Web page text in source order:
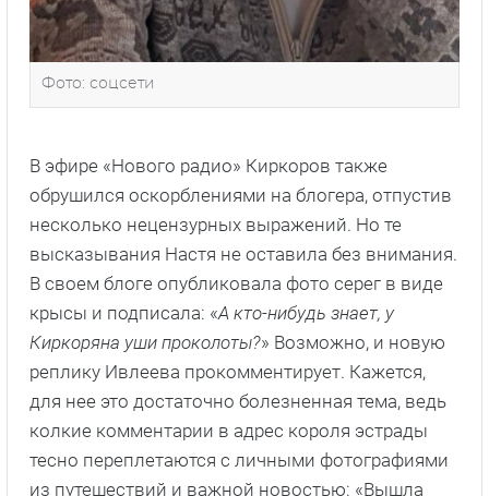
Фото: соцсети
В эфире «Нового радио» Киркоров также
обрушился оскорблениями на блогера, отпустив
несколько нецензурных выражений. Но те
высказывания Настя не оставила без внимания.
В своем блоге опубликовала фото серег в виде
крысы и подписала: «А кто-нибудь знает, у
Киркоряна уши проколоты?» Возможно, и новую
реплику Ивлеева прокомментирует. Кажется,
для нее это достаточно болезненная тема, ведь
колкие комментарии в адрес короля эстрады
тесно переплетаются с личными фотографиями
из путешествий и важной новостью: «Вышла